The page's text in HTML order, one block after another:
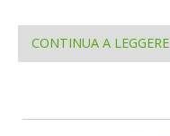
CONTINUA A LEGGERE